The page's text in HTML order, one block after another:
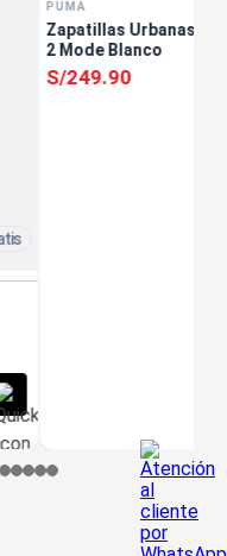
PUMA
Zapatillas Urbanas
2 Mode Blanco
S/249.90